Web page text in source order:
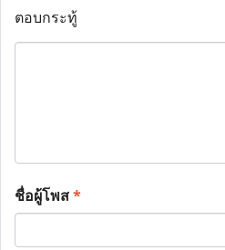
ตอบกระทู้
ชื่อผู้โพส*